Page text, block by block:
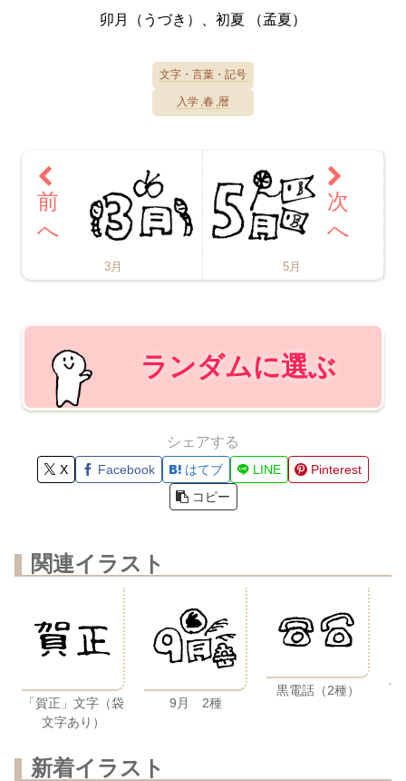
卯月（うづき）、初夏 （孟夏）
文字・言葉・記号
入学 春 暦
3月 5月
ランダムに選ぶ
シェアする
X Facebook はてブ LINE
Pinterest
コピー
関連イラスト
「賀正」文字（袋
文字あり）
9月 2種
黒電話（2種）
新着イラスト